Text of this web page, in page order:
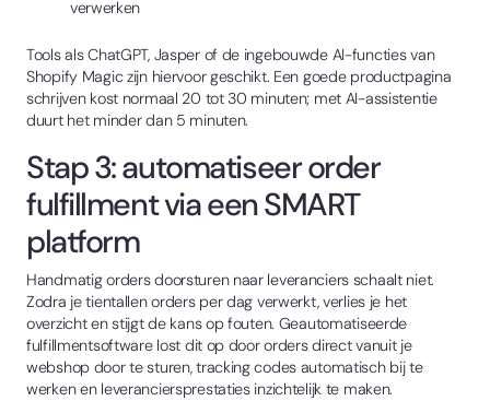
verwerken
Tools als ChatGPT, Jasper of de ingebouwde AI-functies van
Shopify Magic zijn hiervoor geschikt. Een goede productpagina
schrijven kost normaal 20 tot 30 minuten; met AI-assistentie
duurt het minder dan 5 minuten.
Stap 3: automatiseer order
fulfillment via een SMART
platform
Handmatig orders doorsturen naar leveranciers schaalt niet.
Zodra je tientallen orders per dag verwerkt, verlies je het
overzicht en stijgt de kans op fouten. Geautomatiseerde
fulfillmentsoftware lost dit op door orders direct vanuit je
webshop door te sturen, tracking codes automatisch bij te
werken en leveranciersprestaties inzichtelijk te maken.